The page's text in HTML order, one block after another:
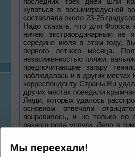
купаться в восьмиградусной
составляла около 23-25
Надо сказать, что для
ничем экстраординарным не
середине июля в этом году,
первого летнего месяца.
незасиженностью пляжи,
предпочитающие загару
наблюдалась и в других
корреспонденту Страны.Ru
других местах поведали
Люди, которых удалось
основном отвечали
понравилось, и не только по
разного рода услуги. Дело в
сорокаградусную жару
Мы переехали!